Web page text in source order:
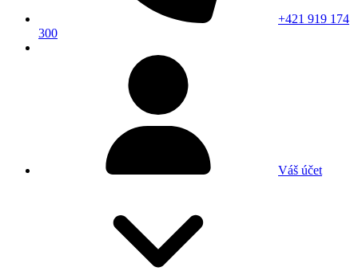
+421 919 174
300
Váš účet